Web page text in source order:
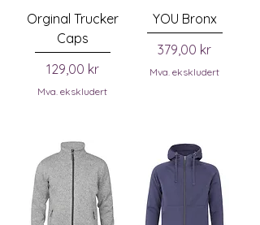
Orginal Trucker
Caps
Pris
129,00 kr
Mva. ekskludert
YOU Bronx
Pris
379,00 kr
Mva. ekskludert